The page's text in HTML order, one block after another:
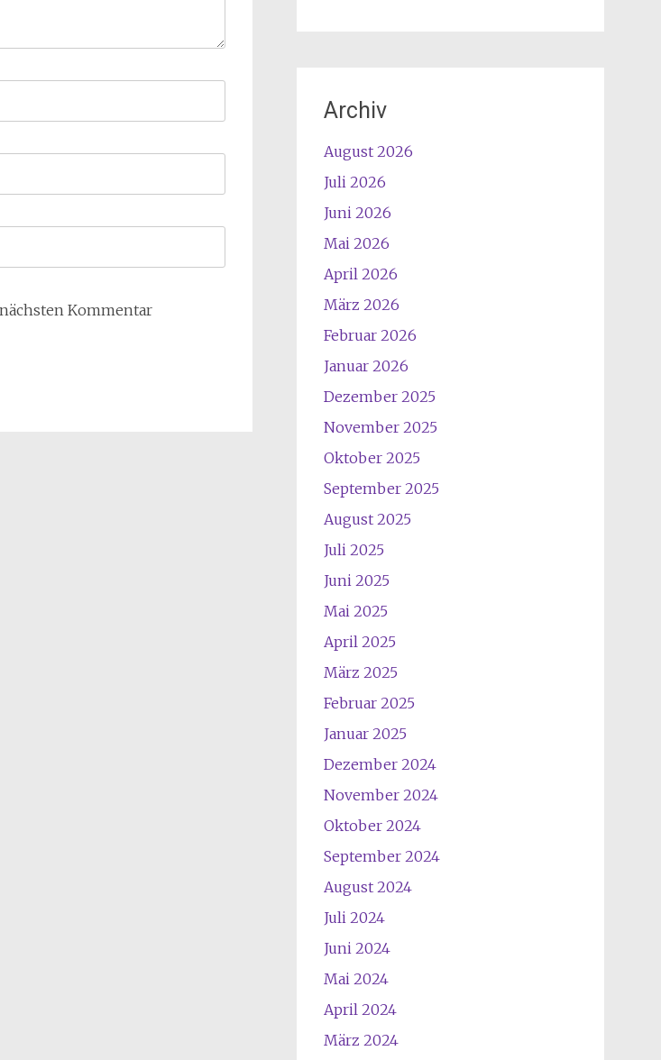
Kommentar
Archiv
August 2026
Juli 2026
Juni 2026
Mai 2026
April 2026
März 2026
Februar 2026
Januar 2026
Dezember 2025
November 2025
Oktober 2025
September 2025
August 2025
Juli 2025
Juni 2025
Mai 2025
April 2025
März 2025
Februar 2025
Januar 2025
Dezember 2024
November 2024
Oktober 2024
September 2024
August 2024
Juli 2024
Juni 2024
Mai 2024
April 2024
März 2024